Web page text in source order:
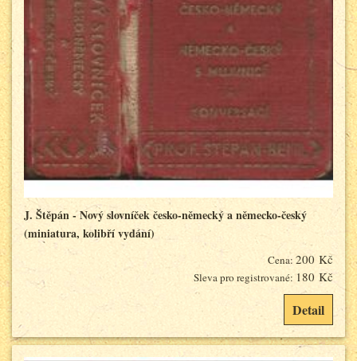
J. Štěpán - Nový slovníček česko-německý a německo-český
(miniatura, kolibří vydání)
Cena: 200 Kč
Sleva pro registrované: 180 Kč
Detail